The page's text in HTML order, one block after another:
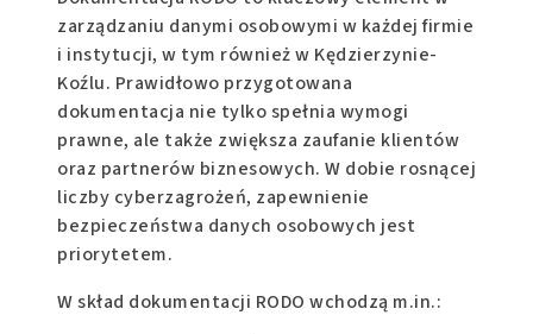
zarządzaniu danymi osobowymi w każdej firmie
i instytucji, w tym również w Kędzierzynie-
Koźlu. Prawidłowo przygotowana
dokumentacja nie tylko spełnia wymogi
prawne, ale także zwiększa zaufanie klientów
oraz partnerów biznesowych. W dobie rosnącej
liczby cyberzagrożeń, zapewnienie
bezpieczeństwa danych osobowych jest
priorytetem.
W skład dokumentacji RODO wchodzą m.in.: